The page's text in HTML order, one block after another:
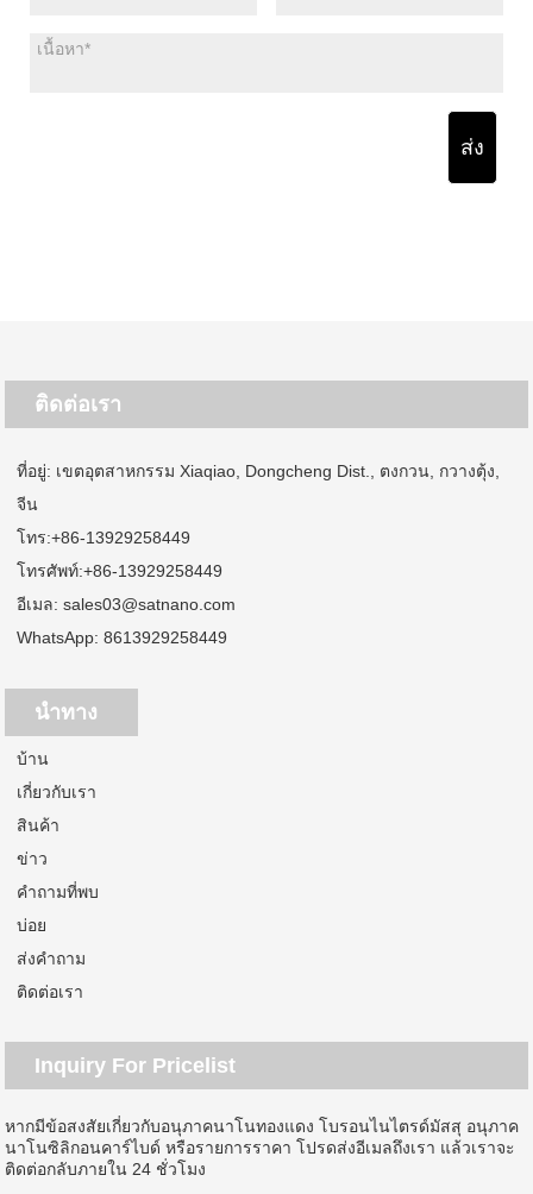
ส่ง
ติดต่อเรา
ที่อยู่: เขตอุตสาหกรรม Xiaqiao, Dongcheng Dist., ตงกวน, กวางตุ้ง,
จีน
โทร:+86-13929258449
โทรศัพท์:+86-13929258449
อีเมล:sales03@satnano.com
WhatsApp:8613929258449
นำทาง
บ้าน
เกี่ยวกับเรา
สินค้า
ข่าว
คำถามที่พบ
บ่อย
ส่งคำถาม
ติดต่อเรา
Inquiry For Pricelist
หากมีข้อสงสัยเกี่ยวกับอนุภาคนาโนทองแดง โบรอนไนไตรด์มัสสุ อนุภาค
นาโนซิลิกอนคาร์ไบด์ หรือรายการราคา โปรดส่งอีเมลถึงเรา แล้วเราจะ
ติดต่อกลับภายใน 24 ชั่วโมง